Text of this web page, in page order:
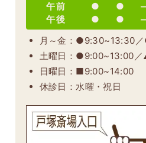
午前
● ●
午後
● ●
月～金：●9:30~13:30
土曜日：●9:00~13:00
日曜日：■9:00~14:00
休診日：水曜・祝日